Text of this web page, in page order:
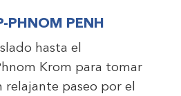
PHNOM PENH
hasta el
Krom para tomar
relajante paseo por el